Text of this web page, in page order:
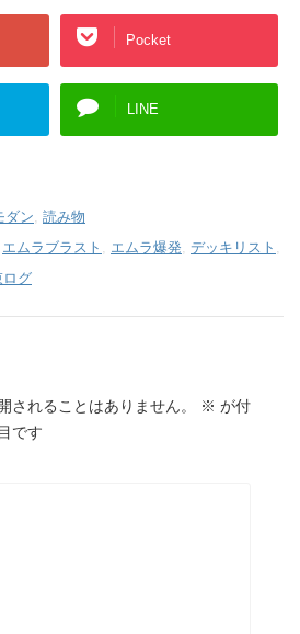
Pocket
LINE
ダン 読み物
エムラブラスト エムラ爆発 デッキリスト
ログ
されることはありません。 ※ が付
です